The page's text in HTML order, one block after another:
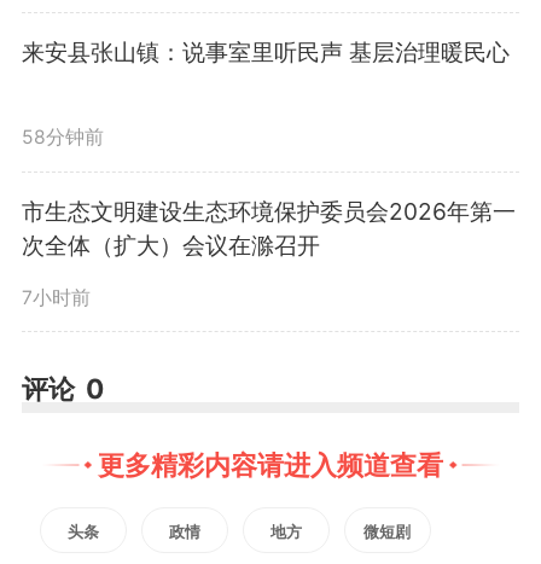
高级教师、中共党员、明光市书法
老师主讲，主题为《金篆隶楷说历
史，笔墨纸砚话文化》。李老师以
书法历史脉络为线索，从甲骨文、
金文到篆书、隶书、楷书，结合趣
味历史故事，深入浅出讲解汉字与
观众一同感受汉字承载的文化底蕴
与民族智慧。
来安县张山镇：说事室里听民声 基层治理暖民心
58分钟前
市生态文明建设生态环境保护委员会2026年第一
次全体（扩大）会议在滁召开
7小时前
评论 0
更多精彩内容请进入频道查看
头条 政情 地方 微短剧